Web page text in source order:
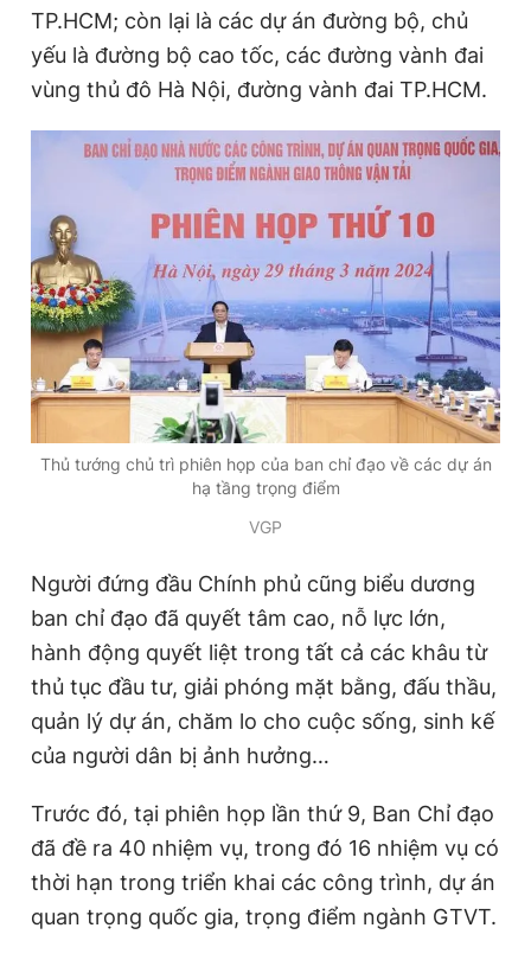
Đọc Thanh Niên trên điện thoại
Theo dõi báo trên
Hotline
0906 645 777
Liên hệ quảng cáo
0908 780 404
Đặt báo Quảng cáo RSS Tòa soạn Chính sách bảo
Tổng biên tập: Nguyễn Ngọc Toàn
Phó tổng biên tập thường trực: Hải Thành
Phó tổng biên tập: Lâm Hiếu Dũng
Tổng thư ký tòa soạn: Đức Trung
Giấy phép xuất bản số 110/GP - BTTTT cấp ngày 24.3.2020
© 2003-2026 Bản quyền thuộc về Báo Thanh Niên. Cấm sao
chép dưới mọi hình thức nếu không có sự chấp thuận bằng văn
TP.HCM; còn lại là các dự án đường bộ, chủ
yếu là đường bộ cao tốc, các đường vành đai
vùng thủ đô Hà Nội, đường vành đai TP.HCM.
Thủ tướng chủ trì phiên họp của ban chỉ đạo về các dự án
hạ tầng trọng điểm
VGP
Người đứng đầu Chính phủ cũng biểu dương
ban chỉ đạo đã quyết tâm cao, nỗ lực lớn,
hành động quyết liệt trong tất cả các khâu từ
thủ tục đầu tư, giải phóng mặt bằng, đấu thầu,
quản lý dự án, chăm lo cho cuộc sống, sinh kế
của người dân bị ảnh hưởng…
Trước đó, tại phiên họp lần thứ 9, Ban Chỉ đạo
đã đề ra 40 nhiệm vụ, trong đó 16 nhiệm vụ có
thời hạn trong triển khai các công trình, dự án
quan trọng quốc gia, trọng điểm ngành GTVT.